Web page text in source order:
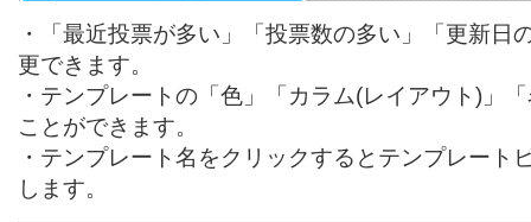
・「最近投票が多い」「投票数の多い」「更新日
更できます。
・テンプレートの「色」「カラム(レイアウト)」
ことができます。
・テンプレート名をクリックするとテンプレート
します。